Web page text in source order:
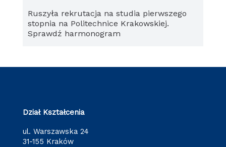
Ruszyła rekrutacja na studia pierwszego
stopnia na Politechnice Krakowskiej.
Sprawdź harmonogram
Dział Kształcenia
ul. Warszawska 24
31-155 Kraków